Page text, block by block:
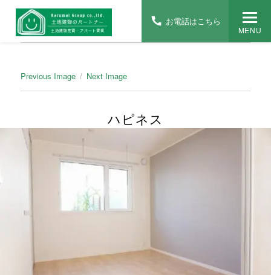
MENU
Previous Image Next Image
ハピネス
お電話はこちら